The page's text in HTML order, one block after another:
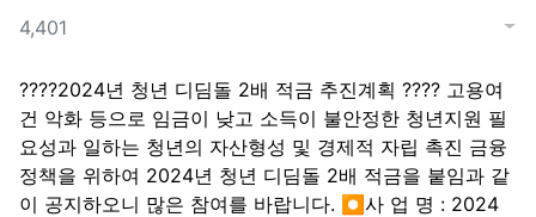
컨텐츠 정보
4,401 목록
게
본문
????2024년 청년 디딤돌 2배 적금 추진계획 ???? 고용여
건 악화 등으로 임금이 낮고 소득이 불안정한 청년지원 필
요성과 일하는 청년의 자산형성 및 경제적 자립 촉진 금융
정책을 위하여 2024년 청년 디딤돌 2배 적금을 붙임과 같
이 공지하오니 많은 참여를 바랍니다. ⏺사 업 명 : 2024